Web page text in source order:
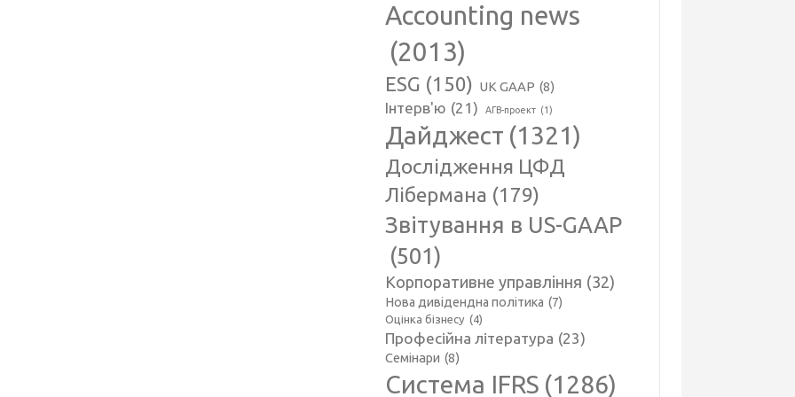
Accounting news
(2013)
ESG (150) UK GAAP (8)
Інтерв'ю (21) АГВ-проект (1)
Дайджест (1321)
Дослідження ЦФД
Лібермана (179)
Звітування в US-GAAP
(501)
Корпоративне управління (32)
Нова дивідендна політика (7)
Оцінка бізнесу (4)
Професійна література (23)
Семінари (8)
Система IFRS (1286)